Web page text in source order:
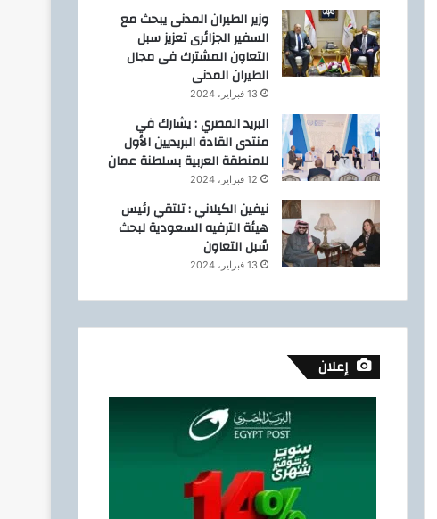
وزير الطيران المدنى يبحث مع
السفير الجزائرى تعزيز سبل
التعاون المشترك فى مجال
الطيران المدنى
13 فبراير، 2024
البريد المصري : يشارك في
منتدى القادة البريديين الأول
للمنطقة العربية بسلطنة عمان
12 فبراير، 2024
نيفين الكيلاني : تلتقي رئيس
هيئة الترفيه السعودية لبحث
سُبل التعاون
13 فبراير، 2024
إعلان